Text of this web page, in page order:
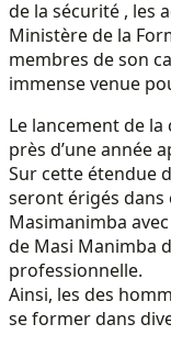
de la sécurité , les
Ministère de la
membres de son
immense venue
Le lancement de
près d’une année
Sur cette étendue
seront érigés
Masimanimba
de Masi Manimba
professionnelle.
Ainsi, les des
se former dans